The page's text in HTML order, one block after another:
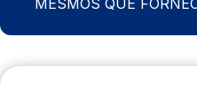
MESMOS QUE